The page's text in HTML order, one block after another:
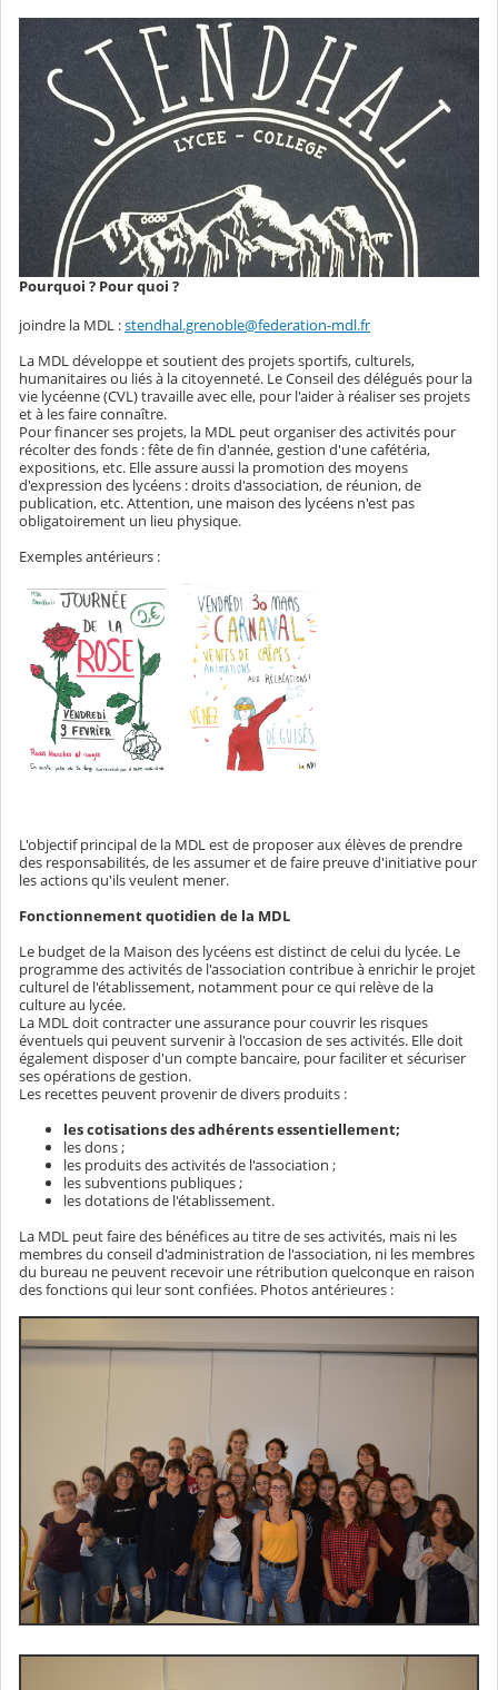
Pourquoi ? Pour quoi ?
joindre la MDL :stendhal.grenoble@federation-mdl.fr
La MDL développe et soutient des projets sportifs, culturels,
humanitaires ou liés à la citoyenneté. Le Conseil des délégués pour la
vie lycéenne (CVL) travaille avec elle, pour l'aider à réaliser ses projets
et à les faire connaître.
Pour financer ses projets, la MDL peut organiser des activités pour
récolter des fonds : fête de fin d'année, gestion d'une cafétéria,
expositions, etc. Elle assure aussi la promotion des moyens
d'expression des lycéens : droits d'association, de réunion, de
publication, etc. Attention, une maison des lycéens n'est pas
obligatoirement un lieu physique.
Exemples antérieurs :
L'objectif principal de la MDL est de proposer aux élèves de prendre
des responsabilités, de les assumer et de faire preuve d'initiative pour
les actions qu'ils veulent mener.
Fonctionnement quotidien de la MDL
Le budget de la Maison des lycéens est distinct de celui du lycée. Le
programme des activités de l'association contribue à enrichir le projet
culturel de l'établissement, notamment pour ce qui relève de la
culture au lycée.
La MDL doit contracter une assurance pour couvrir les risques
éventuels qui peuvent survenir à l'occasion de ses activités. Elle doit
également disposer d'un compte bancaire, pour faciliter et sécuriser
ses opérations de gestion.
Les recettes peuvent provenir de divers produits :
les cotisations des adhérents essentiellement;
les dons ;
les produits des activités de l'association ;
les subventions publiques ;
les dotations de l'établissement.
La MDL peut faire des bénéfices au titre de ses activités, mais ni les
membres du conseil d'administration de l'association, ni les membres
du bureau ne peuvent recevoir une rétribution quelconque en raison
des fonctions qui leur sont confiées. Photos antérieures :